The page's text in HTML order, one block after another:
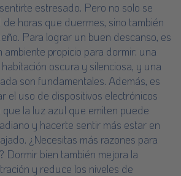
estresado. Pero no solo se
horas que duermes, sino también
Para lograr un buen descanso, es
propicio para dormir: una
oscura y silenciosa, y una
son fundamentales. Además, es
el uso de dispositivos electrónicos
la luz azul que emiten puede
y hacerte sentir más estar en
¿Necesitas más razones para
Dormir bien también mejora la
y reduce los niveles de